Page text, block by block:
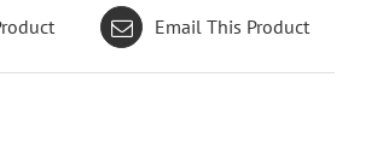
Email This Product
SZCZEGÓŁY